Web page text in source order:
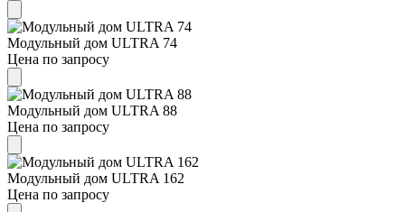
Модульный дом ULTRA 74
Цена по запросу
Модульный дом ULTRA 88
Цена по запросу
Модульный дом ULTRA 162
Цена по запросу